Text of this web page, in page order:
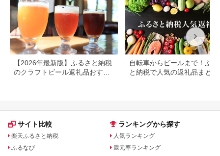
【2026年最新版】ふるさと納税
のクラフトビール返礼品おすす
自転車からビールまで！ふる
と納税で人気の返礼品まとめ
サイト比較
楽天ふるさと納税
ふるなび
ランキングから探す
人気ランキング
還元率ランキング